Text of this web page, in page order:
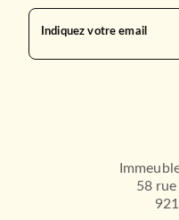
Indiquez votre email
58 rue